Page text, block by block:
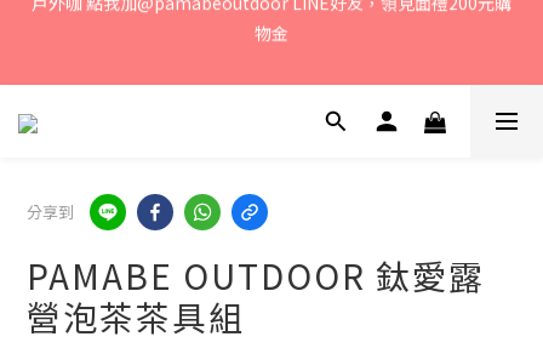
若您有任何問題、歡迎聯絡客服專線：04-2382-6878，服務時
媽咪們! 點我加@oceanbaby LINE好友，領見面禮100元購物金
若您有任何問題、歡迎聯絡客服專線：04-2382-6878，服務時
分享到
PAMABE OUTDOOR 鈦愛露
營泡茶茶具組